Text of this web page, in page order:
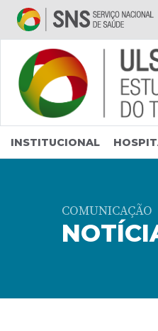
Saltar para conteúdo
INSTITUCIONAL
COMUNICAÇÃO